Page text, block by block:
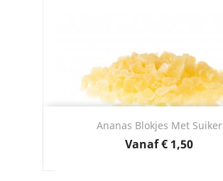
Ananas Blokjes Met Suiker
VanafPrijs
€ 1,50